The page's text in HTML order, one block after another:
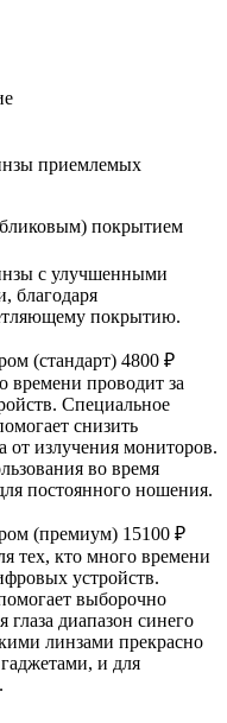
приемлемых
покрытием
с улучшенными
благодаря
покрытию.
(стандарт) 4800 ₽
времени проводит за
Специальное
снизить
от излучения мониторов.
во время
постоянного ношения.
(премиум) 15100 ₽
тех, кто много времени
устройств.
выборочно
глаза диапазон синего
линзами прекрасно
и для